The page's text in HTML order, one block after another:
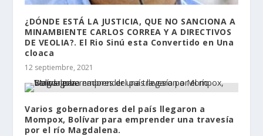
¿DÓNDE ESTÁ LA JUSTICIA, QUE NO SANCIONA A
MINAMBIENTE CARLOS CORREA Y A DIRECTIVOS
DE VEOLIA?. El Rio Sinú esta Convertido en Una
cloaca
12 septiembre, 2021
Varios gobernadores del país llegaron a
Mompox, Bolívar para emprender una travesía
por el río Magdalena.